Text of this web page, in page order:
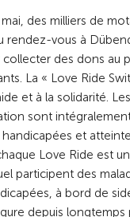
des milliers de
rendez-vous à
collecter des dons au
La « Love Ride
et à la solidarité.
sont
et
Love Ride est
participent des
à bord de
depuis